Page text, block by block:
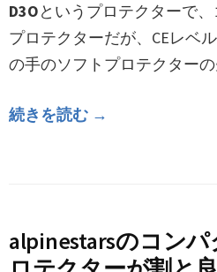
D3Oというプロテクターで
プロテクターだが、CEレベ
の手のソフトプロテクターの
続きを読む →
alpinestarsのコン